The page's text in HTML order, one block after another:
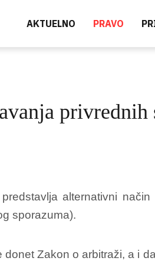
AKTUELNO PRAVO
alternativni
sporazuma).
Zakon o arbitraži, a i